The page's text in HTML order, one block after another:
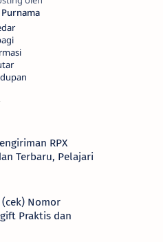
RPX
Terbaru, Pelajari
Nomor
Praktis dan